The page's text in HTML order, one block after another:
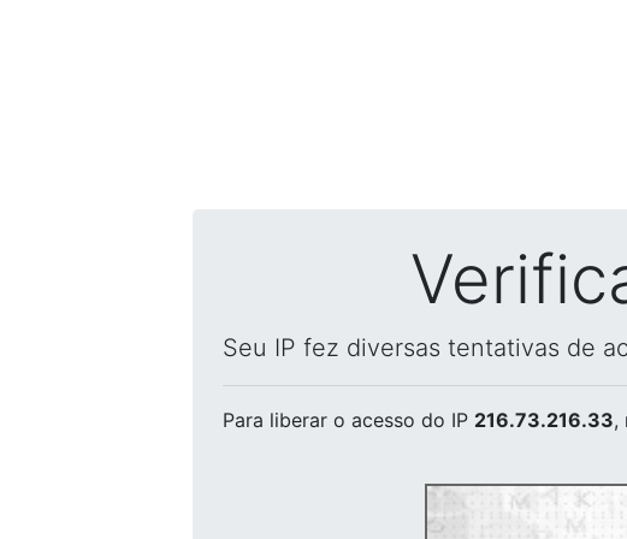
Seu IP fez diversas tentativas de
Para liberar o acesso do IP 216.73.216.33,